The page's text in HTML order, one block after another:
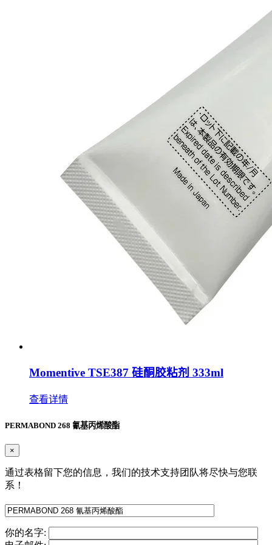
Momentive TSE387 硅酮胶粘剂 333ml
查看详情
PERMABOND 268 氰基丙烯酸酯
×
通过表格留下您的信息，我们的技术支持团队将尽快与您联
系！
你的名字: